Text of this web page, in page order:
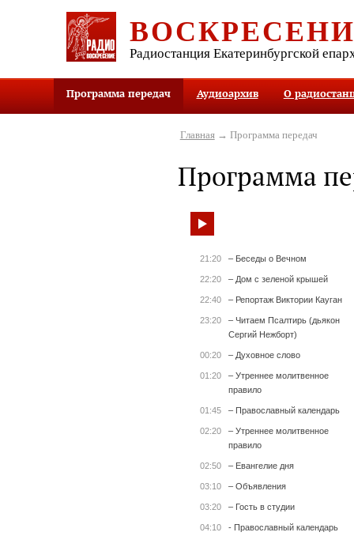
Радиостанция Екатеринбургской
Программа передач Аудиоархив О
Главная→ Программа передач
Программа
21:20 – Беседы о Вечном
22:20 – Дом с зеленой крышей
22:40 – Репортаж Виктории Кауган
23:20
– Читаем Псалтирь (дьякон
Сергий Нежборт)
00:20 – Духовное слово
01:20
– Утреннее молитвенное
правило
01:45 – Православный календарь
02:20
– Утреннее молитвенное
правило
02:50 – Евангелие дня
03:10 – Объявления
03:20 – Гость в студии
04:10
- Православный календарь